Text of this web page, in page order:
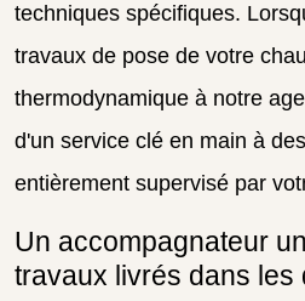
techniques spécifiques.
travaux de pose de votre
thermodynamique à notre
d'un service clé en main à
entièrement supervisé par
Un accompagnateur
travaux livrés dans les